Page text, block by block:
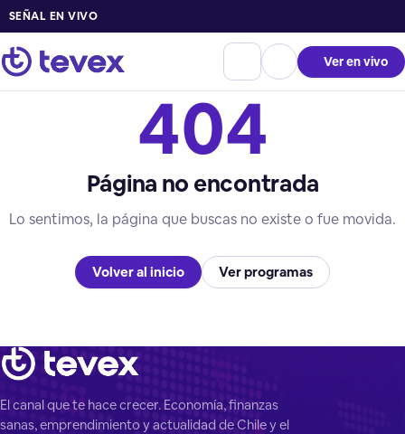
SEÑAL EN VIVO
Ver en vivo
404
Página no encontrada
Lo sentimos, la página que buscas no existe o fue movida.
Volver al inicio Ver programas
El canal que te hace crecer. Economía, finanzas
sanas, emprendimiento y actualidad de Chile y el